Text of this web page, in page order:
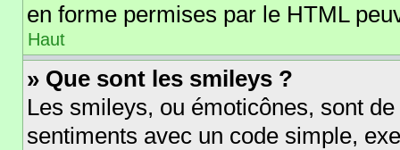
en forme permises par le HTML
Haut
» Que sont les smileys ?
Les smileys, ou émoticônes, sont
sentiments avec un code simple,